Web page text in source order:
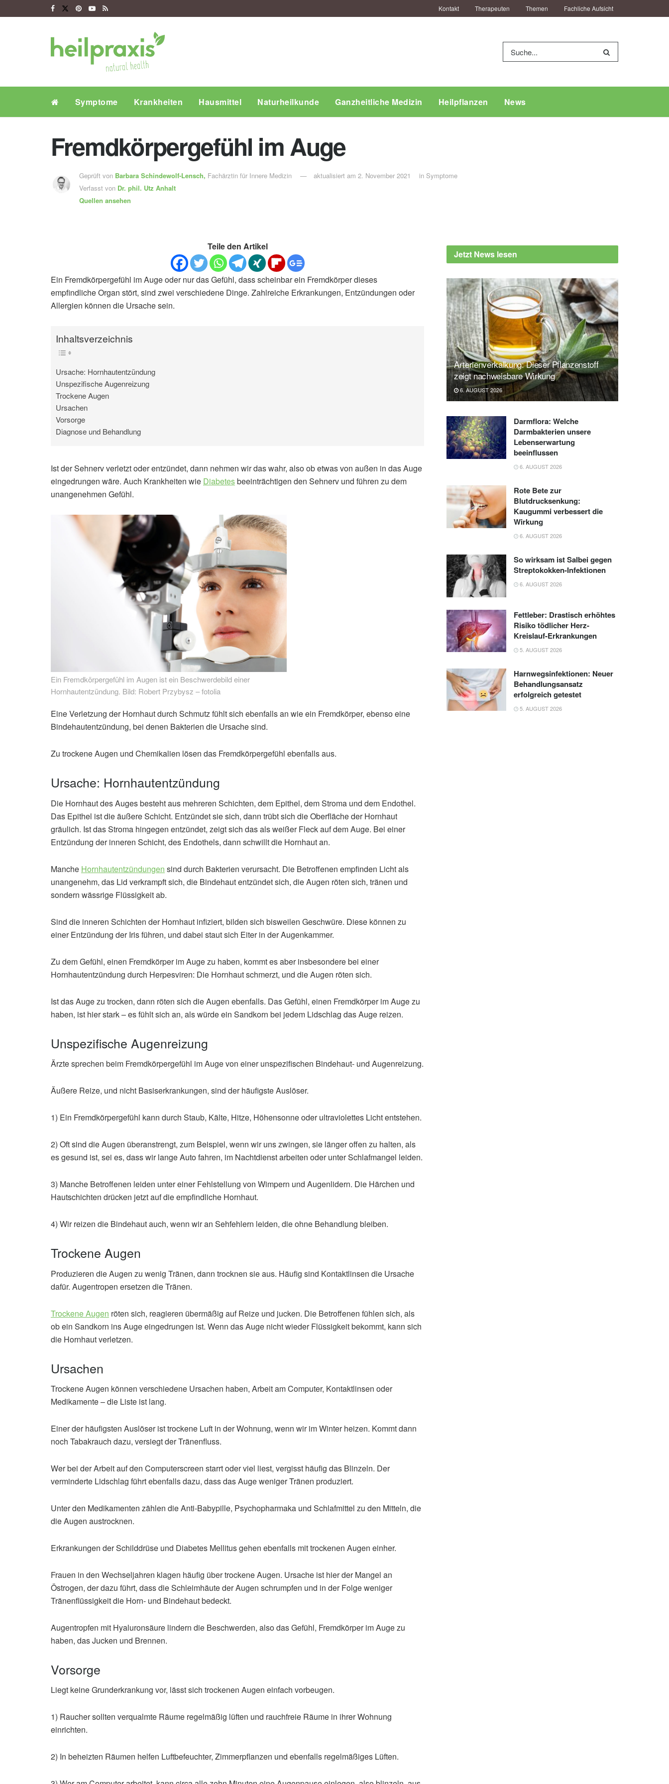
Kontakt Therapeuten Themen Fachliche Aufsicht
Symptome Krankheiten Hausmittel Naturheilkunde Ganzheitliche Medizin Heilpflanzen News
Fremdkörpergefühl im Auge
Geprüft von Barbara Schindewolf-Lensch, Fachärztin für Innere Medizin
Verfasst von Dr. phil. Utz Anhalt
Quellen ansehen
aktualisiert am 2. November 2021 in Symptome
Teile den Artikel
Ein Fremdkörpergefühl im Auge oder nur das Gefühl, dass scheinbar ein Fremdkörper dieses
empfindliche Organ stört, sind zwei verschiedene Dinge. Zahlreiche Erkrankungen, Entzündungen oder
Allergien können die Ursache sein.
Inhaltsverzeichnis
Ursache: Hornhautentzündung
Unspezifische Augenreizung
Trockene Augen
Ursachen
Vorsorge
Diagnose und Behandlung
Ist der Sehnerv verletzt oder entzündet, dann nehmen wir das wahr, also ob etwas von außen in das Auge
eingedrungen wäre. Auch Krankheiten wie Diabetesbeeinträchtigen den Sehnerv und führen zu dem
unangenehmen Gefühl.
Ein Fremdkörpergefühl im Augen ist ein Beschwerdebild einer
Hornhautentzündung. Bild: Robert Przybysz – fotolia
Eine Verletzung der Hornhaut durch Schmutz fühlt sich ebenfalls an wie ein Fremdkörper, ebenso eine
Bindehautentzündung, bei denen Bakterien die Ursache sind.
Zu trockene Augen und Chemikalien lösen das Fremdkörpergefühl ebenfalls aus.
Ursache: Hornhautentzündung
Die Hornhaut des Auges besteht aus mehreren Schichten, dem Epithel, dem Stroma und dem Endothel.
Das Epithel ist die äußere Schicht. Entzündet sie sich, dann trübt sich die Oberfläche der Hornhaut
gräulich. Ist das Stroma hingegen entzündet, zeigt sich das als weißer Fleck auf dem Auge. Bei einer
Entzündung der inneren Schicht, des Endothels, dann schwillt die Hornhaut an.
Manche Hornhautentzündungen sind durch Bakterien verursacht. Die Betroffenen empfinden Licht als
unangenehm, das Lid verkrampft sich, die Bindehaut entzündet sich, die Augen röten sich, tränen und
sondern wässrige Flüssigkeit ab.
Sind die inneren Schichten der Hornhaut infiziert, bilden sich bisweilen Geschwüre. Diese können zu
einer Entzündung der Iris führen, und dabei staut sich Eiter in der Augenkammer.
Zu dem Gefühl, einen Fremdkörper im Auge zu haben, kommt es aber insbesondere bei einer
Hornhautentzündung durch Herpesviren: Die Hornhaut schmerzt, und die Augen röten sich.
Ist das Auge zu trocken, dann röten sich die Augen ebenfalls. Das Gefühl, einen Fremdkörper im Auge zu
haben, ist hier stark – es fühlt sich an, als würde ein Sandkorn bei jedem Lidschlag das Auge reizen.
Unspezifische Augenreizung
Ärzte sprechen beim Fremdkörpergefühl im Auge von einer unspezifischen Bindehaut- und Augenreizung.
Äußere Reize, und nicht Basiserkrankungen, sind der häufigste Auslöser.
1) Ein Fremdkörpergefühl kann durch Staub, Kälte, Hitze, Höhensonne oder ultraviolettes Licht entstehen.
2) Oft sind die Augen überanstrengt, zum Beispiel, wenn wir uns zwingen, sie länger offen zu halten, als
es gesund ist, sei es, dass wir lange Auto fahren, im Nachtdienst arbeiten oder unter Schlafmangel leiden.
3) Manche Betroffenen leiden unter einer Fehlstellung von Wimpern und Augenlidern. Die Härchen und
Hautschichten drücken jetzt auf die empfindliche Hornhaut.
4) Wir reizen die Bindehaut auch, wenn wir an Sehfehlern leiden, die ohne Behandlung bleiben.
Trockene Augen
Produzieren die Augen zu wenig Tränen, dann trocknen sie aus. Häufig sind Kontaktlinsen die Ursache
dafür. Augentropen ersetzen die Tränen.
Trockene Augen röten sich, reagieren übermäßig auf Reize und jucken. Die Betroffenen fühlen sich, als
ob ein Sandkorn ins Auge eingedrungen ist. Wenn das Auge nicht wieder Flüssigkeit bekommt, kann sich
die Hornhaut verletzen.
Ursachen
Trockene Augen können verschiedene Ursachen haben, Arbeit am Computer, Kontaktlinsen oder
Medikamente – die Liste ist lang.
Einer der häufigsten Auslöser ist trockene Luft in der Wohnung, wenn wir im Winter heizen. Kommt dann
noch Tabakrauch dazu, versiegt der Tränenfluss.
Wer bei der Arbeit auf den Computerscreen starrt oder viel liest, vergisst häufig das Blinzeln. Der
verminderte Lidschlag führt ebenfalls dazu, dass das Auge weniger Tränen produziert.
Unter den Medikamenten zählen die Anti-Babypille, Psychopharmaka und Schlafmittel zu den Mitteln, die
die Augen austrocknen.
Erkrankungen der Schilddrüse und Diabetes Mellitus gehen ebenfalls mit trockenen Augen einher.
Frauen in den Wechseljahren klagen häufig über trockene Augen. Ursache ist hier der Mangel an
Östrogen, der dazu führt, dass die Schleimhäute der Augen schrumpfen und in der Folge weniger
Tränenflüssigkeit die Horn- und Bindehaut bedeckt.
Augentropfen mit Hyaluronsäure lindern die Beschwerden, also das Gefühl, Fremdkörper im Auge zu
haben, das Jucken und Brennen.
Vorsorge
Liegt keine Grunderkrankung vor, lässt sich trockenen Augen einfach vorbeugen.
1) Raucher sollten verqualmte Räume regelmäßig lüften und rauchfreie Räume in ihrer Wohnung
einrichten.
2) In beheizten Räumen helfen Luftbefeuchter, Zimmerpflanzen und ebenfalls regelmäßiges Lüften.
Jetzt News lesen
Arterienverkalkung: Dieser Pflanzenstoff
zeigt nachweisbare Wirkung
6. AUGUST 2026
Darmflora: Welche
Darmbakterien unsere
Lebenserwartung
beeinflussen
6. AUGUST 2026
Rote Bete zur
Blutdrucksenkung:
Kaugummi verbessert die
Wirkung
6. AUGUST 2026
So wirksam ist Salbei gegen
Streptokokken-Infektionen
6. AUGUST 2026
Fettleber: Drastisch erhöhtes
Risiko tödlicher Herz-
Kreislauf-Erkrankungen
5. AUGUST 2026
Harnwegsinfektionen: Neuer
Behandlungsansatz
erfolgreich getestet
5. AUGUST 2026